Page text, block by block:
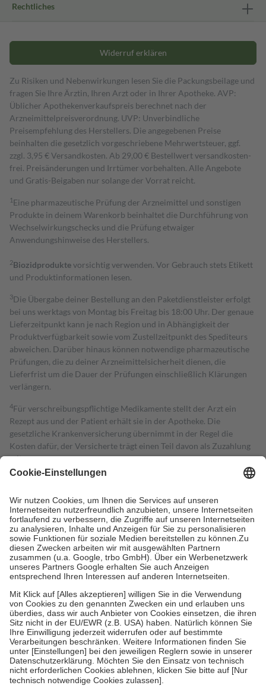
Rechtliches
Widerruf erklären
Zu Risiken und Nebenwirkungen lesen Sie die Packungsbeilage und
fragen Sie Ihre Ärztin, Ihren Arzt oder in Ihrer Apotheke. AVP:
Üblicher Apothekenverkaufspreis berechnet nach der
Arzneimittelpreisverordnung. UVP: Unverbindliche
Preisempfehlung des Herstellers. Die angegebenen Preise
beinhalten die gesetzlich vorgeschriebene Mehrwertsteuer, ggf.
zzgl. 3,95 € Versandkosten. Ab 29,00 € Bestell­wert versand­kosten­
frei. Preisänderungen und Irrtümer vorbehalten. Alle Angebote
und Gratis-Beigaben nur solange der Vorrat reicht.
1 Eine pharmazeutische Prüfung der Arzneimittel und sonstigen
Produkte in deinem Warenkorb beinhaltet die Durchführung von
Wechselwirkungschecks und die Prüfung etwaiger
Anwendungshinweise des Herstellers.
2Biozidproduktevorsichtig verwenden. Vor Gebrauch stets Etikett
und Produktinformationen lesen.
3Die Übergabe deiner Bestellung an den Paketdienstleister erfolgt
bei uns werktags von Montag bis Freitag bis 18:00 Uhr. Der genaue
Lieferzeitpunkt kann je nach Region und in Abhängigkeit der
Produktverfügbarkeit sowie vom Zustellzeitpunkt des Spediteurs
abweichen. Darüber hinaus können notwendige pharmazeutische
Prüfungen, die zu deiner Arzneimittelsicherheit dienen, die
Lieferfrist um die Dauer der Prüfungen einschließlich Klärungen
verlängern.
4Für verschreibungspflichtige Medikamente stellt der Arzt ein
Rezept aus und der Patient erhält sie in der Apotheke. Die
gesetzliche Krankenversicherung übernimmt in der Regel die
Kosten dafür, der Versicherte trägt einen Teil davon als Zuzahlung
mit.
Grundsätzlich leisten Mitglieder Zuzahlungen in Höhe von zehn
höchstens zehn Euro.
Es sind jedoch nie mehr als die tatsächlichen
Kosten der Leistung zu entrichten.
Diese Regeln gelten grundsätzlich auch für Online-Apotheken.
Bei Heilmitteln und häuslicher Krankenpflege beträgt die
Zuzahlung zehn Prozent der Kosten sowie zehn Euro je
Verordnung.
Um das Engagement der Versicherten für ihre eigene Gesundheit zu
stärken und die besondere Stellung der Familie zu unterstützen,
fallenkeine Zuzahlungenan bei:
• Kindern und Jugendlichen bis zum vollendeten 18. Lebensjahr
mit Ausnahme der Fahrkosten
• Untersuchungen zur Vorsorge und Früherkennung, die von der
GKV getragen werden
• empfohlenen Schutzimpfungen
• Harn- und Blutteststreifen